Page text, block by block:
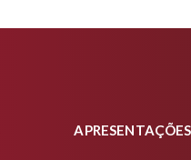
APRESENTAÇÕES